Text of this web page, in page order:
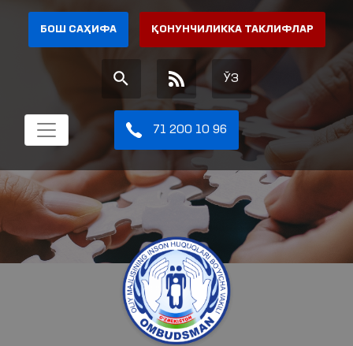
БОШ САҲИФА ҚОНУНЧИЛИККА ТАКЛИФЛАР
ЎЗ
71 200 10 96